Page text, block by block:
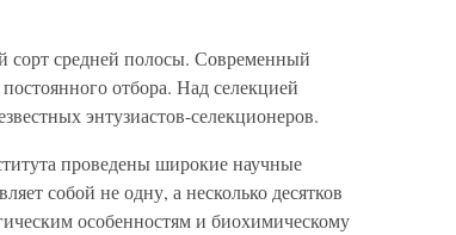
средней полосы. Современный
отбора. Над селекцией
энтузиастов-селекционеров.
проведены широкие научные
собой не одну, а несколько десятков
особенностям и биохимическому